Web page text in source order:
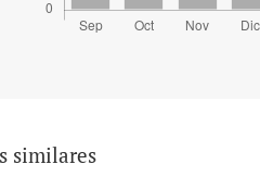
similares